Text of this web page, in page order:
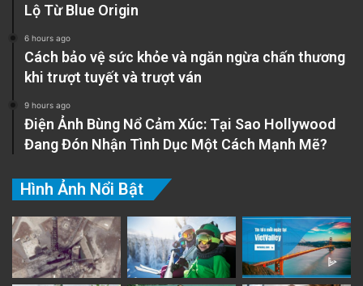
Lộ Từ Blue Origin
6 hours ago
Cách bảo vệ sức khỏe và ngăn ngừa chấn thương
khi trượt tuyết và trượt ván
9 hours ago
Điện Ảnh Bùng Nổ Cảm Xúc: Tại Sao Hollywood
Đang Đón Nhận Tình Dục Một Cách Mạnh Mẽ?
Hình Ảnh Nổi Bật